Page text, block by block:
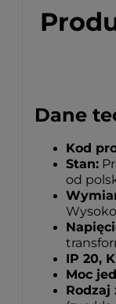
Dane
Kod
Stan:
od
IP 20,
Moc
Rodzaj